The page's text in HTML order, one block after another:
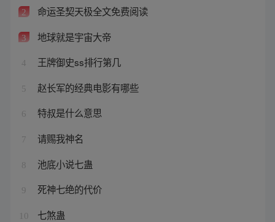
2 命运圣契天极全文免费阅读
3 地球就是宇宙大帝
4 王牌御史ss排行第几
5 赵长军的经典电影有哪些
6 特叔是什么意思
7 请赐我神名
8 池底小说七蛊
9 死神七绝的代价
10 七煞蛊